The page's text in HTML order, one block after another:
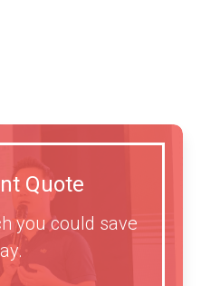
Quote
you could save